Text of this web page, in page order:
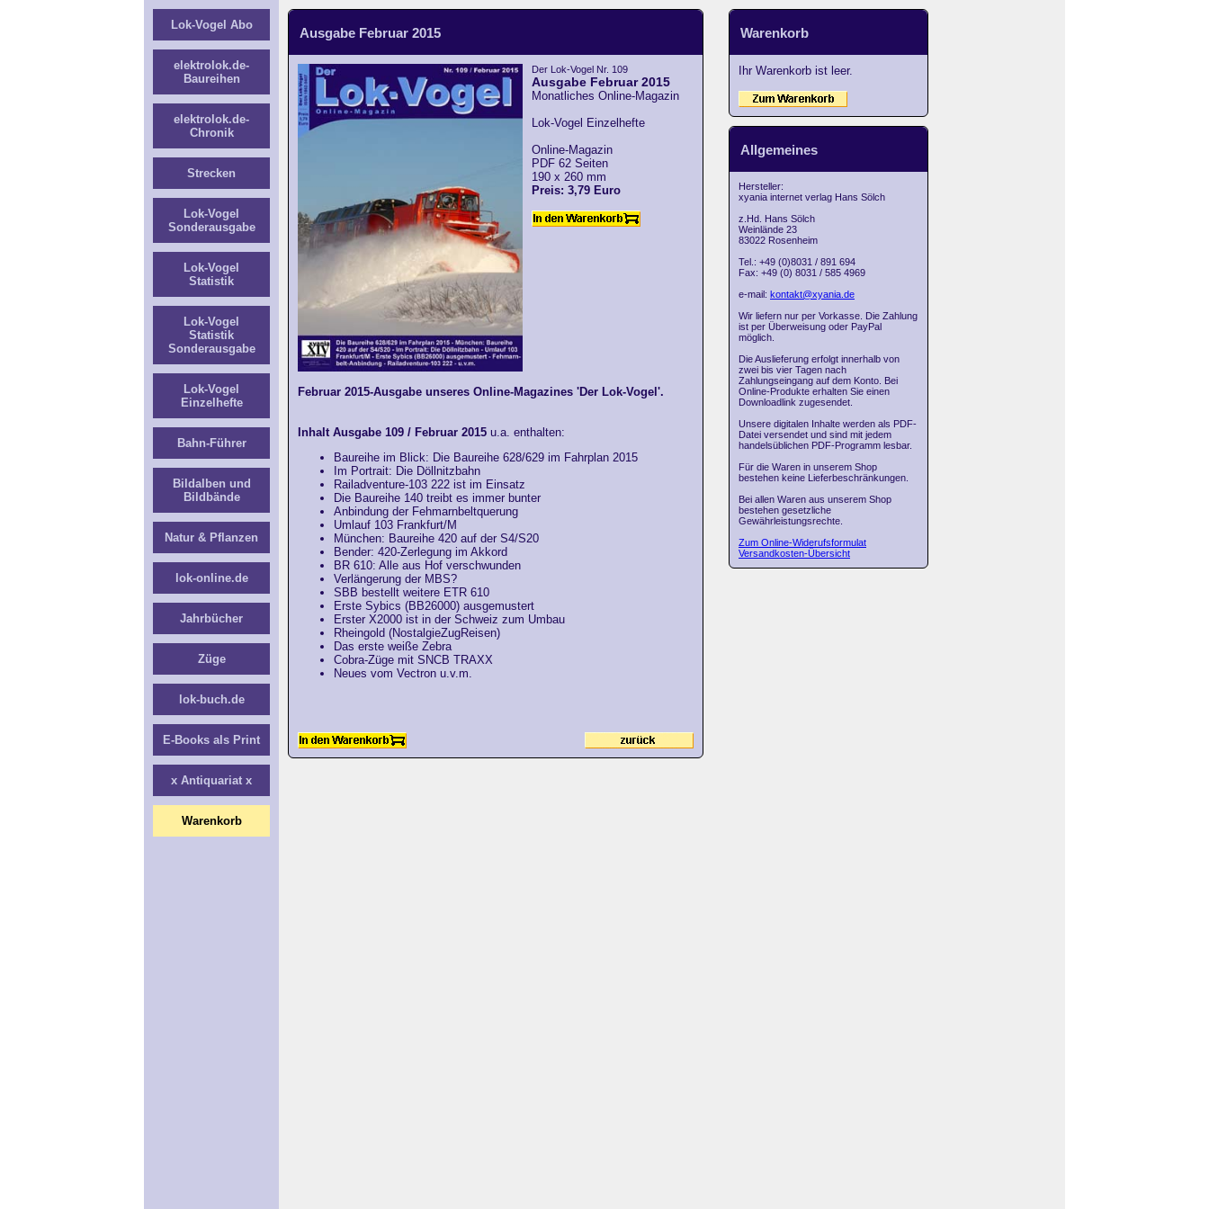
Ausgabe Februar 2015
Februar 2015-Ausgabe unseres Online-Magazines 'Der Lok-Vogel'.
Inhalt Ausgabe 109 / Februar 2015 u.a. enthalten:
Baureihe im Blick: Die Baureihe 628/629 im Fahrplan 2015
Im Portrait: Die Döllnitzbahn
Railadventure-103 222 ist im Einsatz
Die Baureihe 140 treibt es immer bunter
Anbindung der Fehmarnbeltquerung
Umlauf 103 Frankfurt/M
München: Baureihe 420 auf der S4/S20
Bender: 420-Zerlegung im Akkord
BR 610: Alle aus Hof verschwunden
Verlängerung der MBS?
SBB bestellt weitere ETR 610
Erste Sybics (BB26000) ausgemustert
Erster X2000 ist in der Schweiz zum Umbau
Rheingold (NostalgieZugReisen)
Das erste weiße Zebra
Cobra-Züge mit SNCB TRAXX
Neues vom Vectron u.v.m.
Der Lok-Vogel Nr. 109
Ausgabe Februar 2015
Monatliches Online-Magazin
Lok-Vogel Einzelhefte
Online-Magazin
PDF 62 Seiten
190 x 260 mm
Preis: 3,79 Euro
Warenkorb
Ihr Warenkorb ist leer.
Allgemeines
Hersteller:
xyania internet verlag Hans Sölch
z.Hd. Hans Sölch
Weinlände 23
83022 Rosenheim
Tel.: +49 (0)8031 / 891 694
Fax: +49 (0) 8031 / 585 4969
e-mail: kontakt@xyania.de
Wir liefern nur per Vorkasse. Die Zahlung
ist per Überweisung oder PayPal
möglich.
Die Auslieferung erfolgt innerhalb von
zwei bis vier Tagen nach
Zahlungseingang auf dem Konto. Bei
Online-Produkte erhalten Sie einen
Downloadlink zugesendet.
Unsere digitalen Inhalte werden als PDF-
Datei versendet und sind mit jedem
handelsüblichen PDF-Programm lesbar.
Für die Waren in unserem Shop
bestehen keine Lieferbeschränkungen.
Bei allen Waren aus unserem Shop
bestehen gesetzliche
Gewährleistungsrechte.
Zum Online-Widerufsformulat
Versandkosten-Übersicht
Lok-Vogel Abo
elektrolok.de-
Baureihen
elektrolok.de-
Chronik
Strecken
Lok-Vogel
Sonderausgabe
Lok-Vogel
Statistik
Lok-Vogel
Statistik
Sonderausgabe
Lok-Vogel
Einzelhefte
Bahn-Führer
Bildalben und
Bildbände
Natur & Pflanzen
lok-online.de
Jahrbücher
Züge
lok-buch.de
E-Books als Print
x Antiquariat x
Warenkorb